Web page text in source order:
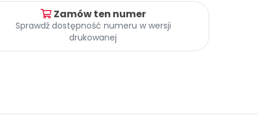
Pomoc
Zamów ten numer
Sprawdź dostępność numeru w wersji
drukowanej